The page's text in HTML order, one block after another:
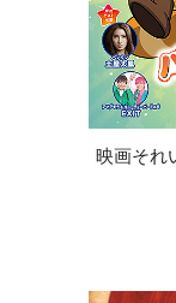
映画それ